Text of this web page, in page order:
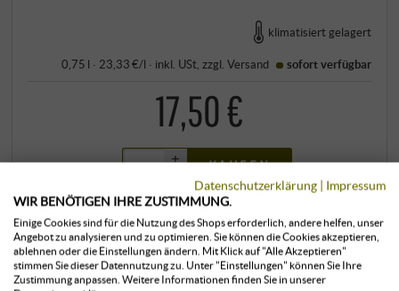
klimatisiert gelagert
0,75 l · 23,33 €/l · inkl. USt, zzgl.Versand sofort verfügbar
17,50 €
+
KAUFEN
Datenschutzerklärung | Impressum
WIR BENÖTIGEN IHRE ZUSTIMMUNG.
Einige Cookies sind für die Nutzung des Shops erforderlich, andere helfen, unser
Angebot zu analysieren und zu optimieren. Sie können die Cookies akzeptieren,
ablehnen oder die Einstellungen ändern. Mit Klick auf "Alle Akzeptieren"
stimmen Sie dieser Datennutzung zu. Unter "Einstellungen" können Sie Ihre
Zustimmung anpassen. Weitere Informationen finden Sie in unserer